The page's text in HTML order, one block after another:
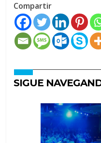
Compartir
SIGUE